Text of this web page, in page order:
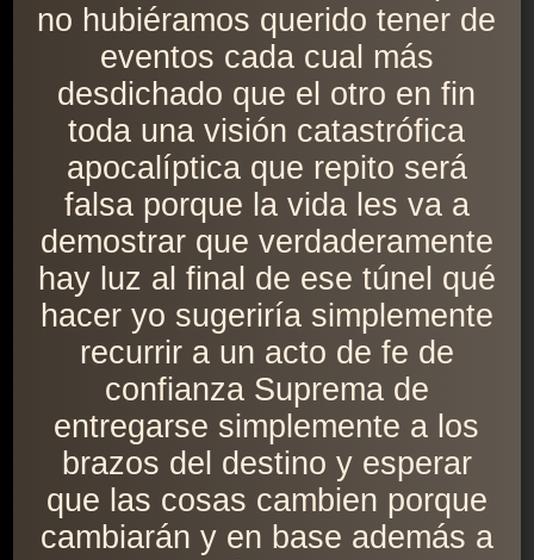
no hubiéramos querido tener de
eventos cada cual más
desdichado que el otro en fin
toda una visión catastrófica
apocalíptica que repito será
falsa porque la vida les va a
demostrar que verdaderamente
hay luz al final de ese túnel qué
hacer yo sugeriría simplemente
recurrir a un acto de fe de
confianza Suprema de
entregarse simplemente a los
brazos del destino y esperar
que las cosas cambien porque
cambiarán y en base además a